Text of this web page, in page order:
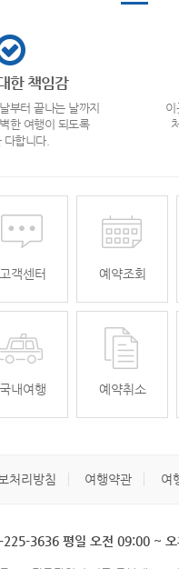
한 책임감
부터 끝나는 날까지
한 여행이 되도록
다합니다.
이
고객센터 예약조회
국내여행 예약취소
처리방침 여행약관 여
225-3636 평일 오전 09:00 ~